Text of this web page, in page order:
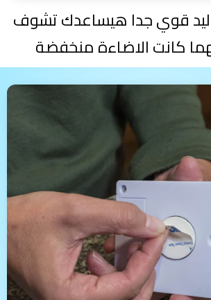
ليد قوي جدا هيساعدك تشوف
كانت الاضاءة منخفضة